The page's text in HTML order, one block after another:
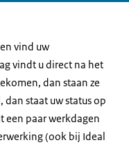
vind uw
vindt u direct na het
dan staan ze
staat uw status op
een paar werkdagen
(ook bij Ideal